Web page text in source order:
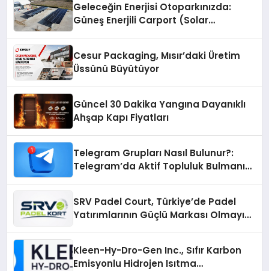
Geleceğin Enerjisi Otoparkınızda:
Güneş Enerjili Carport (Solar
Cesur Packaging, Mısır’daki Üretim
Üssünü Büyütüyor
Güncel 30 Dakika Yangına Dayanıklı
Ahşap Kapı Fiyatları
Telegram Grupları Nasıl Bulunur?:
Telegram’da Aktif Topluluk Bulmanın
SRV Padel Court, Türkiye’de Padel
Yatırımlarının Güçlü Markası Olmayı
Kleen-Hy-Dro-Gen Inc., Sıfır Karbon
Emisyonlu Hidrojen Isıtma